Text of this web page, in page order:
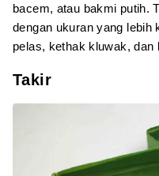
bacem, atau bakmi putih.
dengan ukuran yang lebih
pelas, kethak kluwak, dan
Takir